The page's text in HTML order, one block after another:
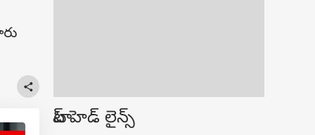
టాప్ హెడ్ లైన్స్